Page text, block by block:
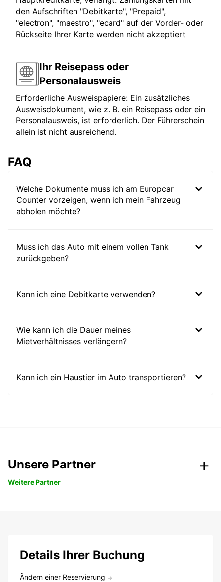
den Aufschriften "Debitkarte", "Prepaid",
"electron", "maestro", "ecard" auf der Vorder- oder
Rückseite Ihrer Karte werden nicht akzeptiert
Ihr Reisepass oder
Personalausweis
Erforderliche Ausweispapiere: Ein zusätzliches
Ausweisdokument, wie z. B. ein Reisepass oder ein
Personalausweis, ist erforderlich. Der Führerschein
allein ist nicht ausreichend.
FAQ
Welche Dokumente muss ich am Europcar
Counter vorzeigen, wenn ich mein Fahrzeug
abholen möchte?
Muss ich das Auto mit einem vollen Tank
zurückgeben?
Kann ich eine Debitkarte verwenden?
Wie kann ich die Dauer meines
Mietverhältnisses verlängern?
Kann ich ein Haustier im Auto transportieren?
Unsere Partner
Weitere Partner
Details Ihrer Buchung
Ändern einer Reservierung